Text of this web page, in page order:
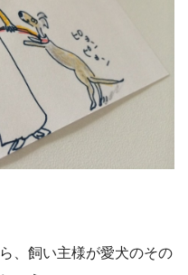
、飼い主様が愛犬のその